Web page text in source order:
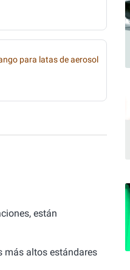
para latas de aerosol
están
más altos estándares